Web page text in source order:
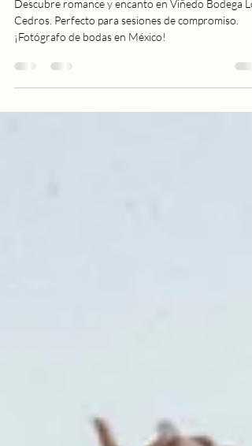
Viñedo Bodega Los Cedros
Descubre romance y encanto en Viñedo Bodega
¡Fotógrafo de bodas en México!